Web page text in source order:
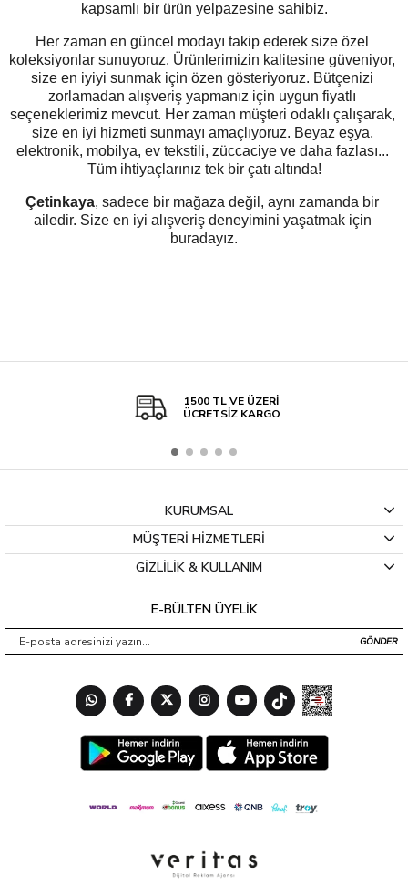
kapsamlı bir ürün yelpazesine sahibiz.
Her zaman en güncel modayı takip ederek size özel
koleksiyonlar sunuyoruz. Ürünlerimizin kalitesine güveniyor,
size en iyiyi sunmak için özen gösteriyoruz. Bütçenizi
zorlamadan alışveriş yapmanız için uygun fiyatlı
seçeneklerimiz mevcut. Her zaman müşteri odaklı çalışarak,
size en iyi hizmeti sunmayı amaçlıyoruz. Beyaz eşya,
elektronik, mobilya, ev tekstili, züccaciye ve daha fazlası...
Tüm ihtiyaçlarınız tek bir çatı altında!
Çetinkaya, sadece bir mağaza değil, aynı zamanda bir
ailedir. Size en iyi alışveriş deneyimini yaşatmak için
buradayız.
1500 TL VE ÜZERİ
ÜCRETSİZ KARGO
KURUMSAL
MÜŞTERİ HİZMETLERİ
GİZLİLİK & KULLANIM
E-BÜLTEN ÜYELİK
GÖNDER